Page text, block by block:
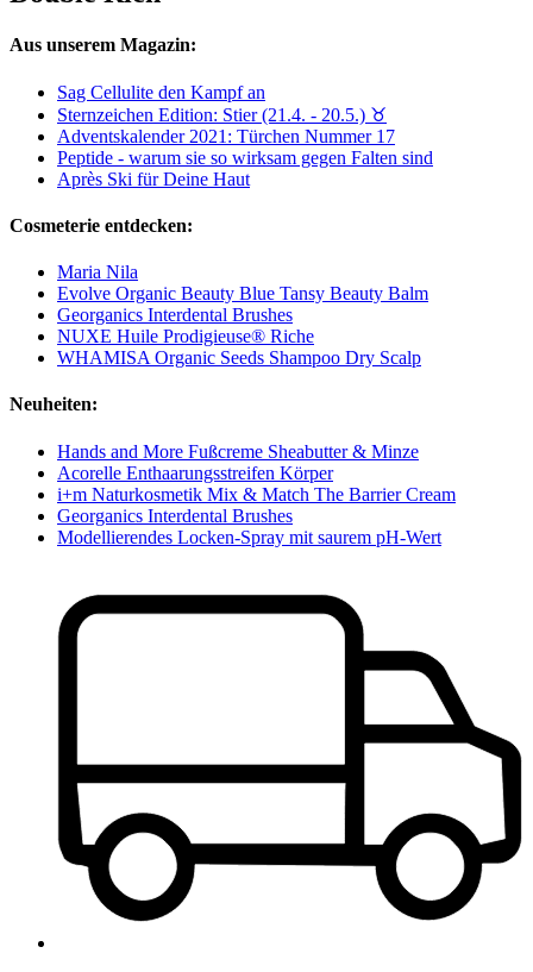
Aus unserem Magazin:
Sag Cellulite den Kampf an
Sternzeichen Edition: Stier (21.4. - 20.5.) ♉︎
Adventskalender 2021: Türchen Nummer 17
Peptide - warum sie so wirksam gegen Falten sind
Après Ski für Deine Haut
Cosmeterie entdecken:
Maria Nila
Evolve Organic Beauty Blue Tansy Beauty Balm
Georganics Interdental Brushes
NUXE Huile Prodigieuse® Riche
WHAMISA Organic Seeds Shampoo Dry Scalp
Neuheiten:
Hands and More Fußcreme Sheabutter & Minze
Acorelle Enthaarungsstreifen Körper
i+m Naturkosmetik Mix & Match The Barrier Cream
Georganics Interdental Brushes
Modellierendes Locken-Spray mit saurem pH-Wert